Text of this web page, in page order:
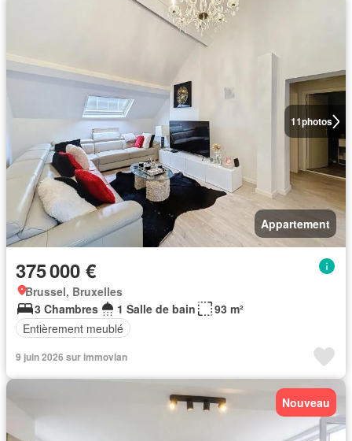
11photos
Appartement
375 000 €
Brussel, Bruxelles
3 Chambres
1 Salle de bain
93 m²
Entièrement meublé
9 juin 2026 sur immovlan
Nouveau